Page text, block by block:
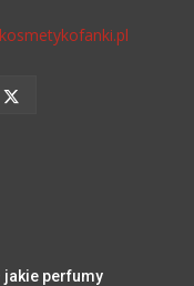
jakie perfumy